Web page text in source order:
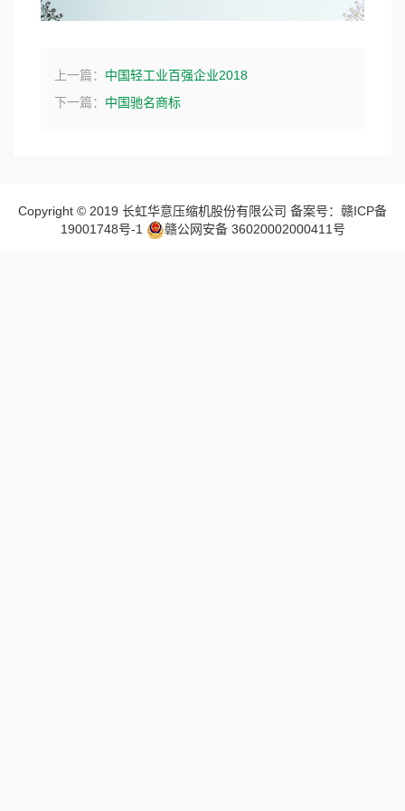
上一篇： 中国轻工业百强企业2018
下一篇： 中国驰名商标
Copyright © 2019 长虹华意压缩机股份有限公司 备案号：赣ICP备
19001748号-1
赣公网安备 36020002000411号